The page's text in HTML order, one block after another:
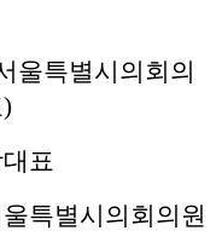
울특별시의회의
표
특별시의회의원